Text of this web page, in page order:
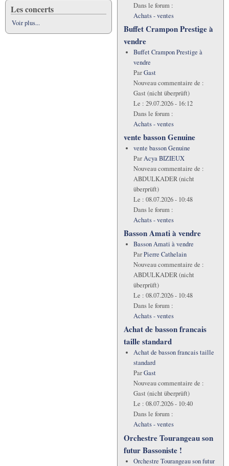
Les concerts
Voir plus...
Dans le forum :
Achats - ventes
Buffet Crampon Prestige à
vendre
Buffet Crampon Prestige à
vendre
ParGast
Nouveau commentaire de :
Gast (nicht überprüft)
Le : 29.07.2026 - 16:12
Dans le forum :
Achats - ventes
vente basson Genuine
vente basson Genuine
ParAcya BIZIEUX
Nouveau commentaire de :
ABDULKADER (nicht
überprüft)
Le : 08.07.2026 - 10:48
Dans le forum :
Achats - ventes
Basson Amati à vendre
Basson Amati à vendre
ParPierre Cathelain
Nouveau commentaire de :
ABDULKADER (nicht
überprüft)
Le : 08.07.2026 - 10:48
Dans le forum :
Achats - ventes
Achat de basson francais
taille standard
Achat de basson francais taille
standard
ParGast
Nouveau commentaire de :
Gast (nicht überprüft)
Le : 08.07.2026 - 10:40
Dans le forum :
Achats - ventes
Orchestre Tourangeau son
futur Bassoniste !
Orchestre Tourangeau son futur